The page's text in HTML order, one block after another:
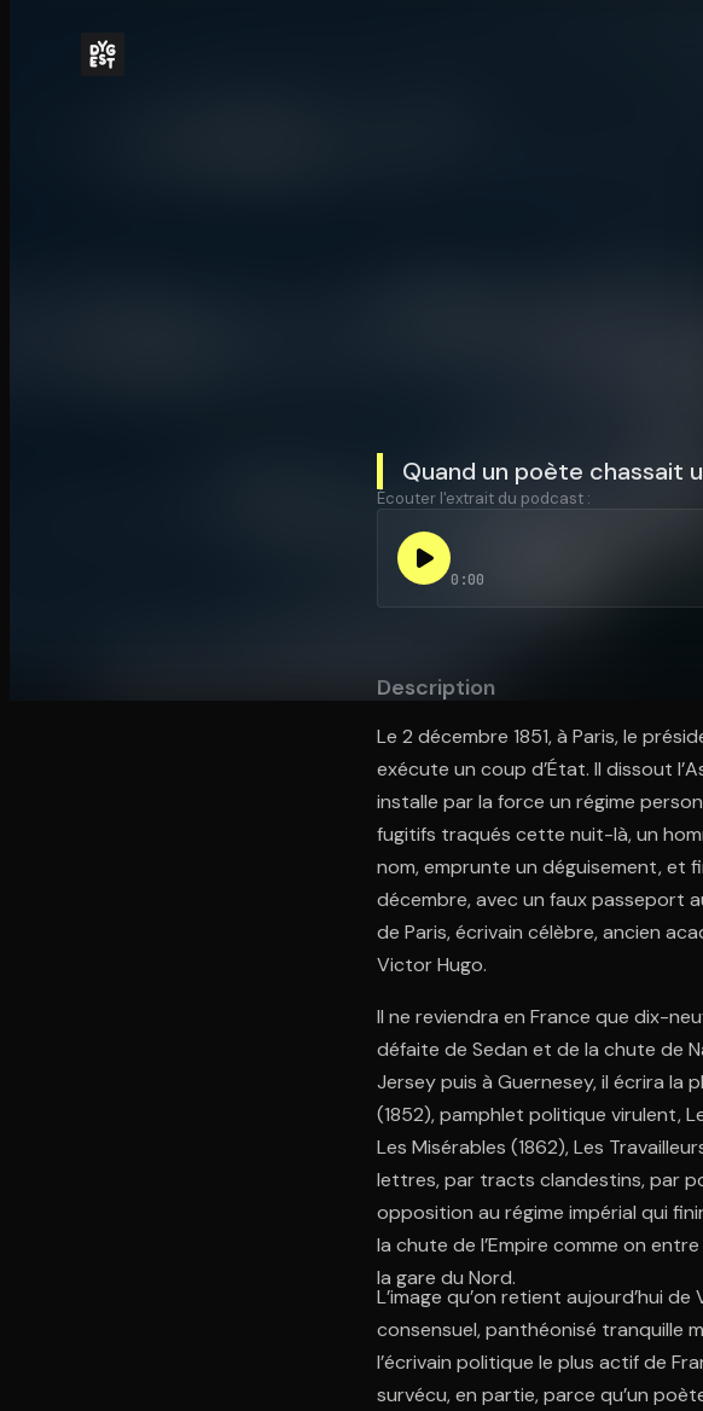
Quand un poète chassait
Écouter l'extrait du podcast :
0:00
Description
Le 2 décembre 1851, à Paris, le
exécute un coup d’État. Il dissout
installe par la force un régime
fugitifs traqués cette nuit-là, un
nom, emprunte un déguisement, et
décembre, avec un faux passeport
de Paris, écrivain célèbre, ancien
Victor Hugo.
Il ne reviendra en France que dix-
défaite de Sedan et de la chute de
Jersey puis à Guernesey, il écrira
(1852), pamphlet politique virulent,
Les Misérables (1862), Les
lettres, par tracts clandestins, par
opposition au régime impérial qui
la chute de l’Empire comme on
la gare du Nord.
L’image qu’on retient aujourd’hui
consensuel, panthéonisé tranquille
l’écrivain politique le plus actif de
survécu, en partie, parce qu’un